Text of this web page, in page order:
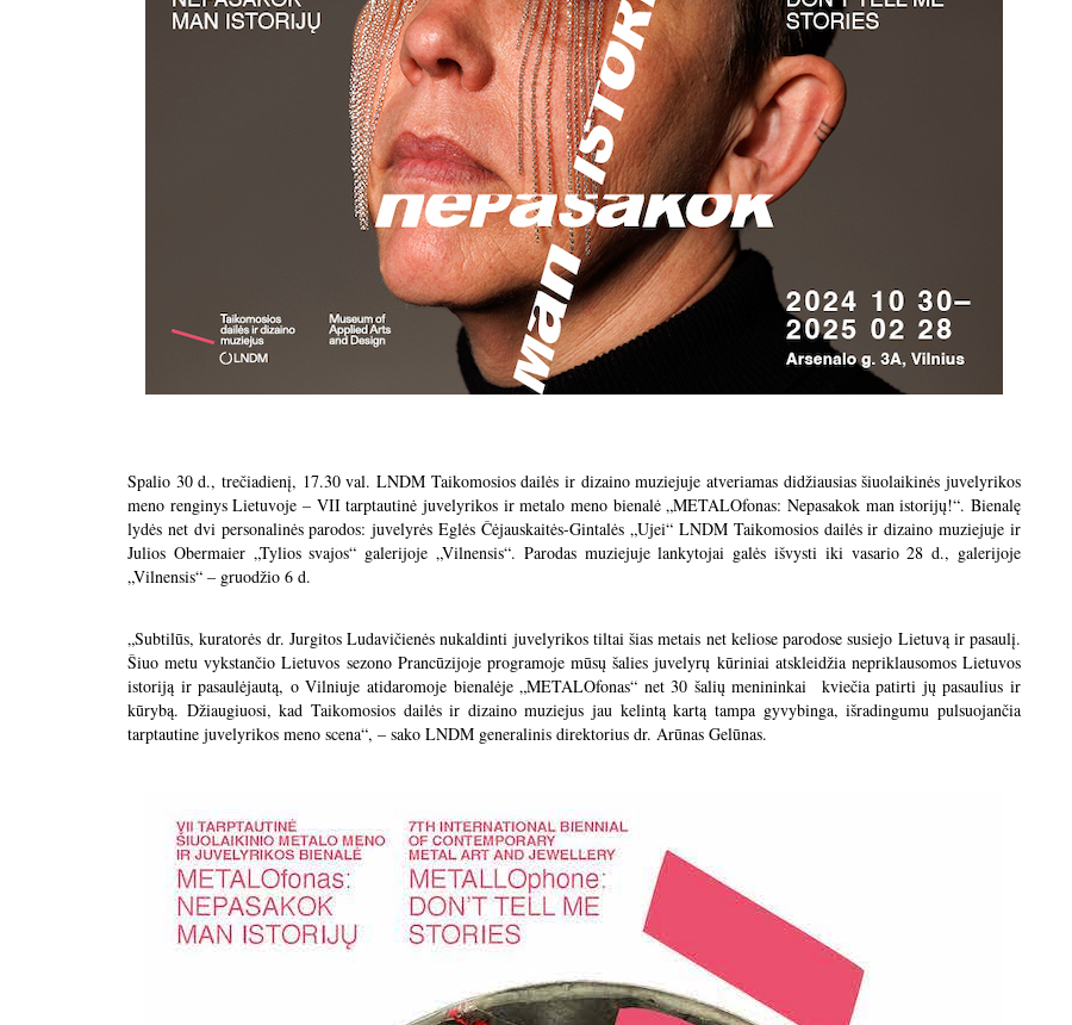
Spalio 30 d., trečiadienį, 17.30 val. LNDM Taikomosios dailės ir dizaino muziejuje atveriamas didžiausias šiuolaikinės juvelyrikos
meno renginys Lietuvoje – VII tarptautinė juvelyrikos ir metalo meno bienalė „METALOfonas: Nepasakok man istorijų!“. Bienalę
lydės net dvi personalinės parodos: juvelyrės Eglės Čėjauskaitės-Gintalės „Ujei“ LNDM Taikomosios dailės ir dizaino muziejuje ir
Julios Obermaier „Tylios svajos“ galerijoje „Vilnensis“. Parodas muziejuje lankytojai galės išvysti iki vasario 28 d., galerijoje
„Vilnensis“ – gruodžio 6 d.
„Subtilūs, kuratorės dr. Jurgitos Ludavičienės nukaldinti juvelyrikos tiltai šias metais net keliose parodose susiejo Lietuvą ir pasaulį.
Šiuo metu vykstančio Lietuvos sezono Prancūzijoje programoje mūsų šalies juvelyrų kūriniai atskleidžia nepriklausomos Lietuvos
istoriją ir pasaulėjautą, o Vilniuje atidaromoje bienalėje „METALOfonas“ net 30 šalių menininkai kviečia patirti jų pasaulius ir
kūrybą. Džiaugiuosi, kad Taikomosios dailės ir dizaino muziejus jau kelintą kartą tampa gyvybinga, išradingumu pulsuojančia
tarptautine juvelyrikos meno scena“, – sako LNDM generalinis direktorius dr. Arūnas Gelūnas.